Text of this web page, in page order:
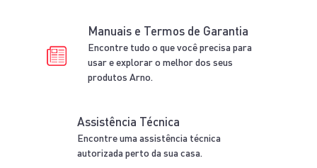
Manuais e Termos de Garantia
Encontre tudo o que você precisa para
usar e explorar o melhor dos seus
produtos Arno.
Assistência Técnica
Encontre uma assistência técnica
autorizada perto da sua casa.